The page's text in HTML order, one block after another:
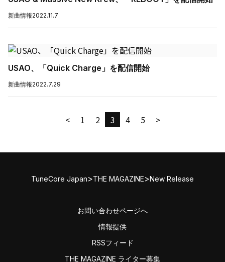
新曲情報2022.11.7
USAO、「Quick Charge」を配信開始
新曲情報2022.7.29
< 1 2 3 4 5 >
TuneCore Japan>THE MAGAZINE>New Release
お問い合わせページへ
情報提供
RSSフィード
THE MAGAZINE ライター募集